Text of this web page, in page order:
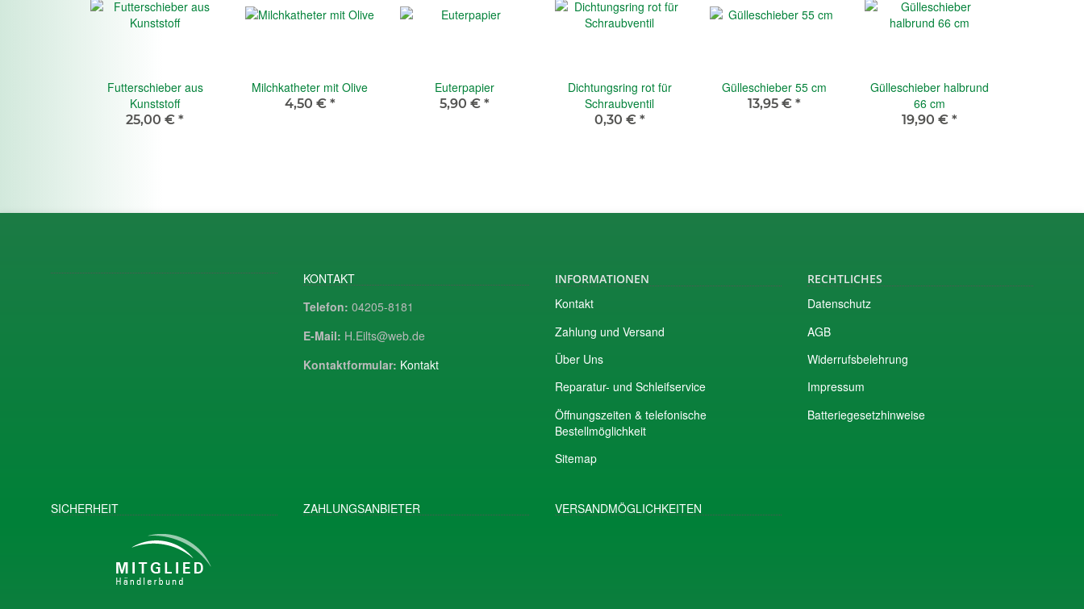
Futterschieber aus
Kunststoff
25,00 € *
Milchkatheter mit Olive
4,50 € *
Euterpapier
5,90 € *
Dichtungsring rot für
Schraubventil
0,30 € *
Gülleschieber 55 cm
13,95 € *
Gülleschieber halbrund
66 cm
19,90 € *
KONTAKT
Telefon: 04205-8181
E-Mail: H.Eilts@web.de
Kontaktformular: Kontakt
INFORMATIONEN
Kontakt
Zahlung und Versand
Über Uns
Reparatur- und Schleifservice
Öffnungszeiten & telefonische
Bestellmöglichkeit
Sitemap
RECHTLICHES
Datenschutz
AGB
Widerrufsbelehrung
Impressum
Batteriegesetzhinweise
SICHERHEIT ZAHLUNGSANBIETER VERSANDMÖGLICHKEITEN